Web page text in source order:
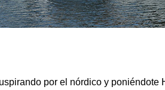
por el nórdico y